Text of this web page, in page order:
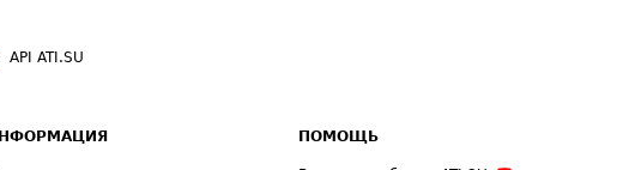
API ATI.SU
ПОМОЩЬ